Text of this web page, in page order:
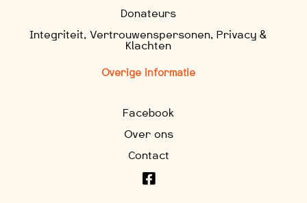
Donateurs
Integriteit, Vertrouwenspersonen, Privacy &
Klachten
Overige informatie
Facebook
Over ons
Contact